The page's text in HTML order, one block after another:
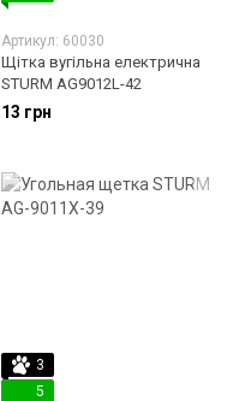
Артикул: 60030
Щітка вугільна електрична
STURM AG9012L-42
13 грн
3
5